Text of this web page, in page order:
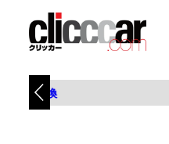
タイヤ交換